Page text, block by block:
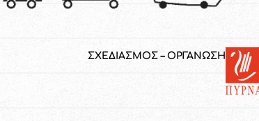
ΣΧΕΔΙΑΣΜΟΣ – ΟΡΓΑΝΩΣΗ